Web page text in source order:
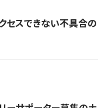
セスできない不具合の